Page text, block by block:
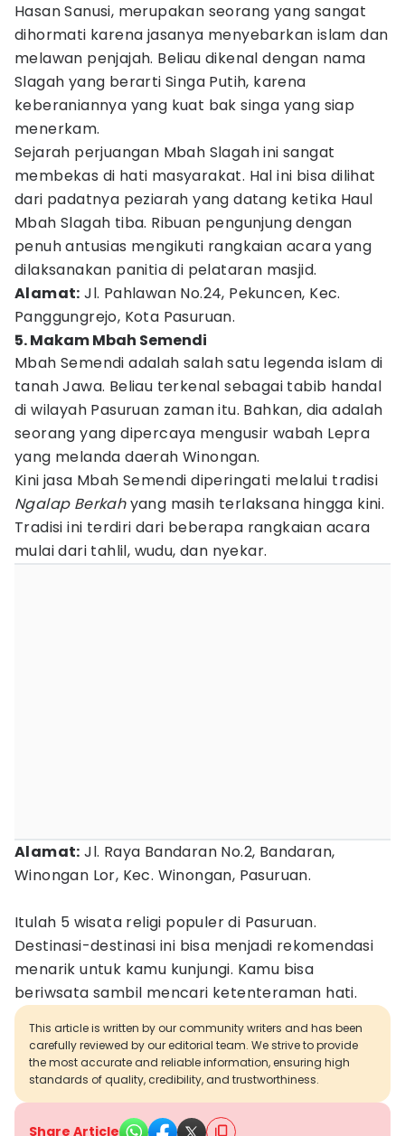
Hasan Sanusi, merupakan seorang yang sangat
dihormati karena jasanya menyebarkan islam dan
melawan penjajah. Beliau dikenal dengan nama
Slagah yang berarti Singa Putih, karena
keberaniannya yang kuat bak singa yang siap
menerkam.
Sejarah perjuangan Mbah Slagah ini sangat
membekas di hati masyarakat. Hal ini bisa dilihat
dari padatnya peziarah yang datang ketika Haul
Mbah Slagah tiba. Ribuan pengunjung dengan
penuh antusias mengikuti rangkaian acara yang
dilaksanakan panitia di pelataran masjid.
Alamat: Jl. Pahlawan No.24, Pekuncen, Kec.
Panggungrejo, Kota Pasuruan.
5. Makam Mbah Semendi
Mbah Semendi adalah salah satu legenda islam di
tanah Jawa. Beliau terkenal sebagai tabib handal
di wilayah Pasuruan zaman itu. Bahkan, dia adalah
seorang yang dipercaya mengusir wabah Lepra
yang melanda daerah Winongan.
Kini jasa Mbah Semendi diperingati melalui tradisi
Ngalap Berkahyang masih terlaksana hingga kini.
Tradisi ini terdiri dari beberapa rangkaian acara
mulai dari tahlil, wudu, dan nyekar.
Alamat: Jl. Raya Bandaran No.2, Bandaran,
Winongan Lor, Kec. Winongan, Pasuruan.
Itulah 5 wisata religi populer di Pasuruan.
Destinasi-destinasi ini bisa menjadi rekomendasi
menarik untuk kamu kunjungi. Kamu bisa
beriwsata sambil mencari ketenteraman hati.
This article is written by our community writers and has been
carefully reviewed by our editorial team. We strive to provide
the most accurate and reliable information, ensuring high
standards of quality, credibility, and trustworthiness.
Share Article